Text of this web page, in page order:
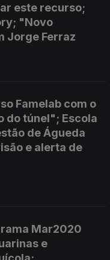
este recurso;
"Novo
Jorge Ferraz
Famelab com o
do túnel"; Escola
de Águeda
e alerta de
Mar2020
e